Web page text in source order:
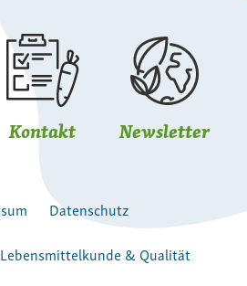
Kontakt Newsletter
Datenschutz
& Qualität